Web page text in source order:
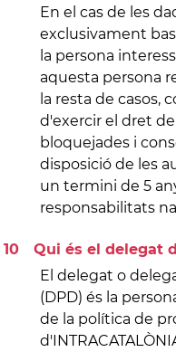
En el cas de les
exclusivament
la persona
aquesta persona
la resta de casos,
d'exercir el dret
bloquejades i
disposició de les
un termini de 5
responsabilitats
Qui és el delegat
El delegat o
(DPD) és la
de la política de